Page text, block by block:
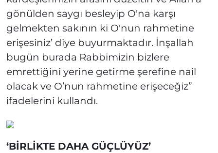
gönülden saygı besleyip O'na karşı
gelmekten sakının ki O'nun rahmetine
erişesiniz’ diye buyurmaktadır. İnşallah
bugün burada Rabbimizin bizlere
emrettiğini yerine getirme şerefine nail
olacak ve O’nun rahmetine erişeceğiz”
ifadelerini kullandı.
‘BİRLİKTE DAHA GÜÇLÜYÜZ’